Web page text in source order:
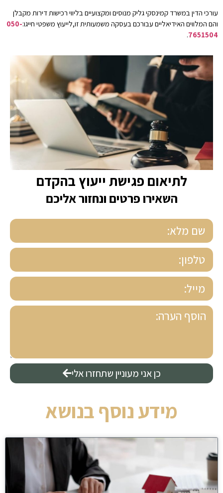
עורכי הדין במשרד קמינסקי גליק מנוסים ומקצועיים בליווי רכישות דירות מקבלן
והם המלווים האידיאליים עבורכם בעסקה משמעותית זו,לייעוץ משפטי חייגו:050-
7651504
.
לתיאום פגישת ייעוץ בהקדם
השאירו פרטים ונחזור אליכם
כן אני מעוניין שתחזרו אלי
מידע נוסף בנושא